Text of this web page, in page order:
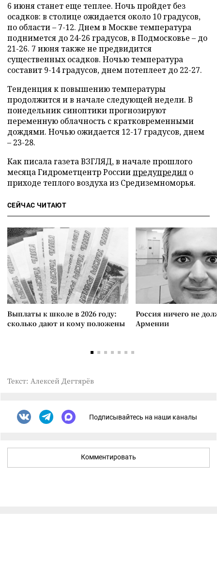
6 июня станет еще теплее. Ночь пройдет без
осадков: в столице ожидается около 10 градусов,
по области – 7-12. Днем в Москве температура
поднимется до 24-26 градусов, в Подмосковье – до
21-26. 7 июня также не предвидится
существенных осадков. Ночью температура
составит 9-14 градусов, днем потеплеет до 22-27.
Тенденция к повышению температуры
продолжится и в начале следующей недели. В
понедельник синоптики прогнозируют
переменную облачность с кратковременными
дождями. Ночью ожидается 12-17 градусов, днем
– 23-28.
Как писала газета ВЗГЛЯД, в начале прошлого
месяца Гидрометцентр Россиипредупредил о
приходе теплого воздуха из Средиземноморья.
СЕЙЧАС ЧИТАЮТ
Выплаты к школе в 2026 году:
сколько дают и кому положены
Россия ничего не
Армении
Текст: Алексей Дегтярёв
Подписывайтесь на наши каналы
Комментировать